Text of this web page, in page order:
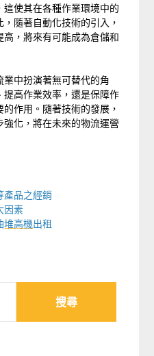
這使其在各種作業環境中的
隨著自動化技術的引入，
高，將來有可能成為倉儲和
業中扮演著無可替代的角
高作業效率，還是保障作
作用。隨著技術的發展，
強化，將在未來的物流運營
產品之經銷
因素
堆高機出租